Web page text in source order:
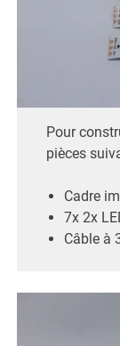
Pour
pièces
Cadre
7x 2x
Câble à